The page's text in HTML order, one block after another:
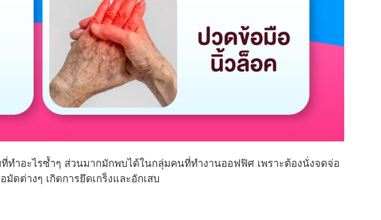
ทำอะไรซ้ำๆ ส่วนมากมักพบได้ในกลุ่มคนที่ทำงานออฟฟิศ เพราะต้องนั่งจดจ่อ
ดต่างๆ เกิดการยึดเกร็งและอักเสบ